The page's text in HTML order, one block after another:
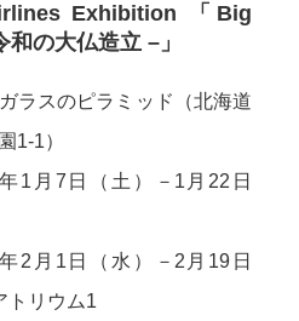
Exhibition 「Big
の大仏造立 –」
ラスのピラミッド（北海道
1-1）
1月7日（土）－1月22日
1日（水）－2月19日
トリウム1